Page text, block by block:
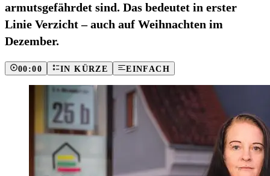
armutsgefährdet sind. Das bedeutet in erster
Linie Verzicht – auch auf Weihnachten im
Dezember.
00:00 IN KÜRZE EINFACH